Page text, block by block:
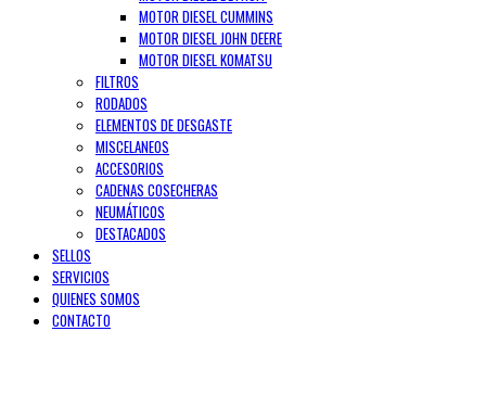
MOTOR DIESEL CUMMINS
MOTOR DIESEL JOHN DEERE
MOTOR DIESEL KOMATSU
FILTROS
RODADOS
ELEMENTOS DE DESGASTE
MISCELANEOS
ACCESORIOS
CADENAS COSECHERAS
NEUMÁTICOS
DESTACADOS
SELLOS
SERVICIOS
QUIENES SOMOS
CONTACTO